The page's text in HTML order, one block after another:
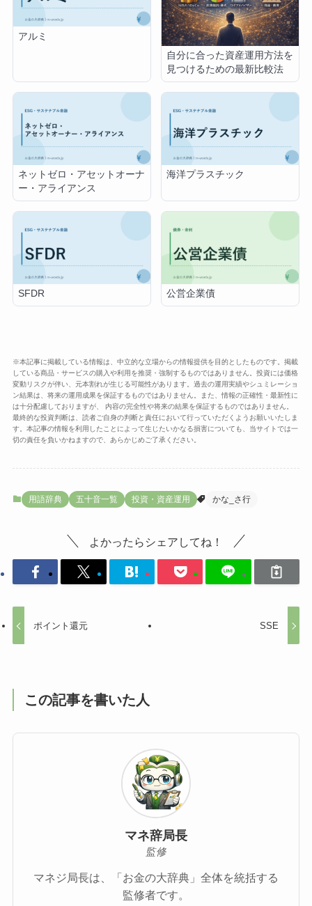
アルミ
自分に合った資産運用方法を
見つけるための最新比較法
ネットゼロ・アセットオーナ
ー・アライアンス
海洋プラスチック
SFDR 公営企業債
※本記事に掲載している情報は、中立的な立場からの情報提供を目的としたものです。掲載
している商品・サービスの購入や利用を推奨・強制するものではありません。投資には価格
変動リスクが伴い、元本割れが生じる可能性があります。過去の運用実績やシュミレーショ
ン結果は、将来の運用成果を保証するものではありません。また、情報の正確性・最新性に
は十分配慮しておりますが、 内容の完全性や将来の結果を保証するものではありません。
最終的な投資判断は、読者ご自身の判断と責任において行っていただくようお願いいたしま
す。本記事の情報を利用したことによって生じたいかなる損害についても、当サイトでは一
切の責任を負いかねますので、あらかじめご了承ください。
用語辞典 五十音一覧 投資・資産運用 かな_さ行
よかったらシェアしてね！
ポイント還元 SSE
この記事を書いた人
マネ辞局長
監修
マネジ局長は、「お金の大辞典」全体を統括する
監修者です。